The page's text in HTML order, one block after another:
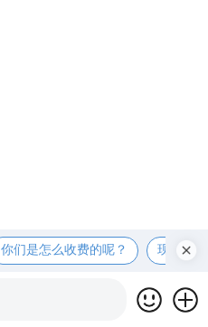
你们是怎么收费的呢？ 现在有